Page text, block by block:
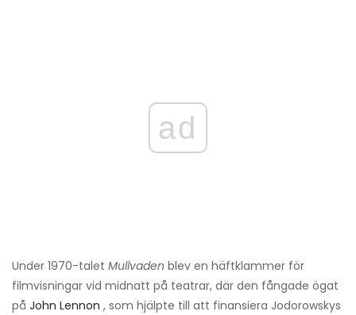
ad
Under 1970-talet Mullvaden blev en häftklammer för
filmvisningar vid midnatt på teatrar, där den fångade ögat
på John Lennon , som hjälpte till att finansiera Jodorowskys